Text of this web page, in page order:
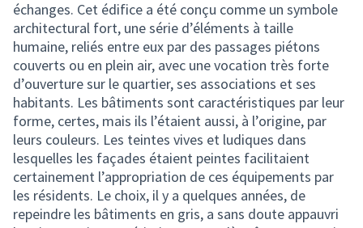
échanges. Cet édifice a été conçu comme un symbole
architectural fort, une série d’éléments à taille
humaine, reliés entre eux par des passages piétons
couverts ou en plein air, avec une vocation très forte
d’ouverture sur le quartier, ses associations et ses
habitants. Les bâtiments sont caractéristiques par leur
forme, certes, mais ils l’étaient aussi, à l’origine, par
leurs couleurs. Les teintes vives et ludiques dans
lesquelles les façades étaient peintes facilitaient
certainement l’appropriation de ces équipements par
les résidents. Le choix, il y a quelques années, de
repeindre les bâtiments en gris, a sans doute appauvri